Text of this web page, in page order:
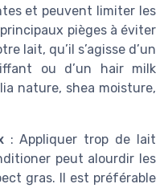
et peuvent limiter les
pièges à éviter
lait, qu’il s’agisse d’un
ou d’un hair milk
nature, shea moisture,
: Appliquer trop de lait
peut alourdir les
gras. Il est préférable